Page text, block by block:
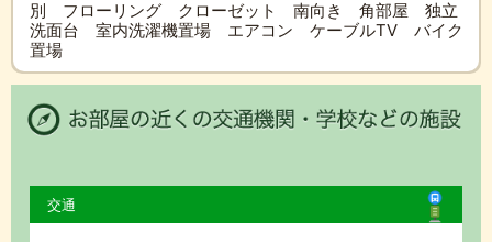
別 フローリング クローゼット 南向き 角部屋 独立
洗面台 室内洗濯機置場 エアコン ケーブルTV バイク
置場
交通